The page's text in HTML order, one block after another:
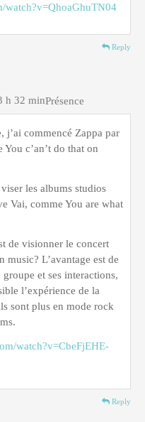
watch?v=QhoaGhuTN04
Reply
Présence
h 32 min
j’ai commencé Zappa par
c’an’t do that on
les albums studios
Vai, comme You are what
de visionner le concert
L’avantage est de
et ses interactions,
l’expérience de la
sont plus en mode rock
watch?v=CbeFjEHE-
Reply